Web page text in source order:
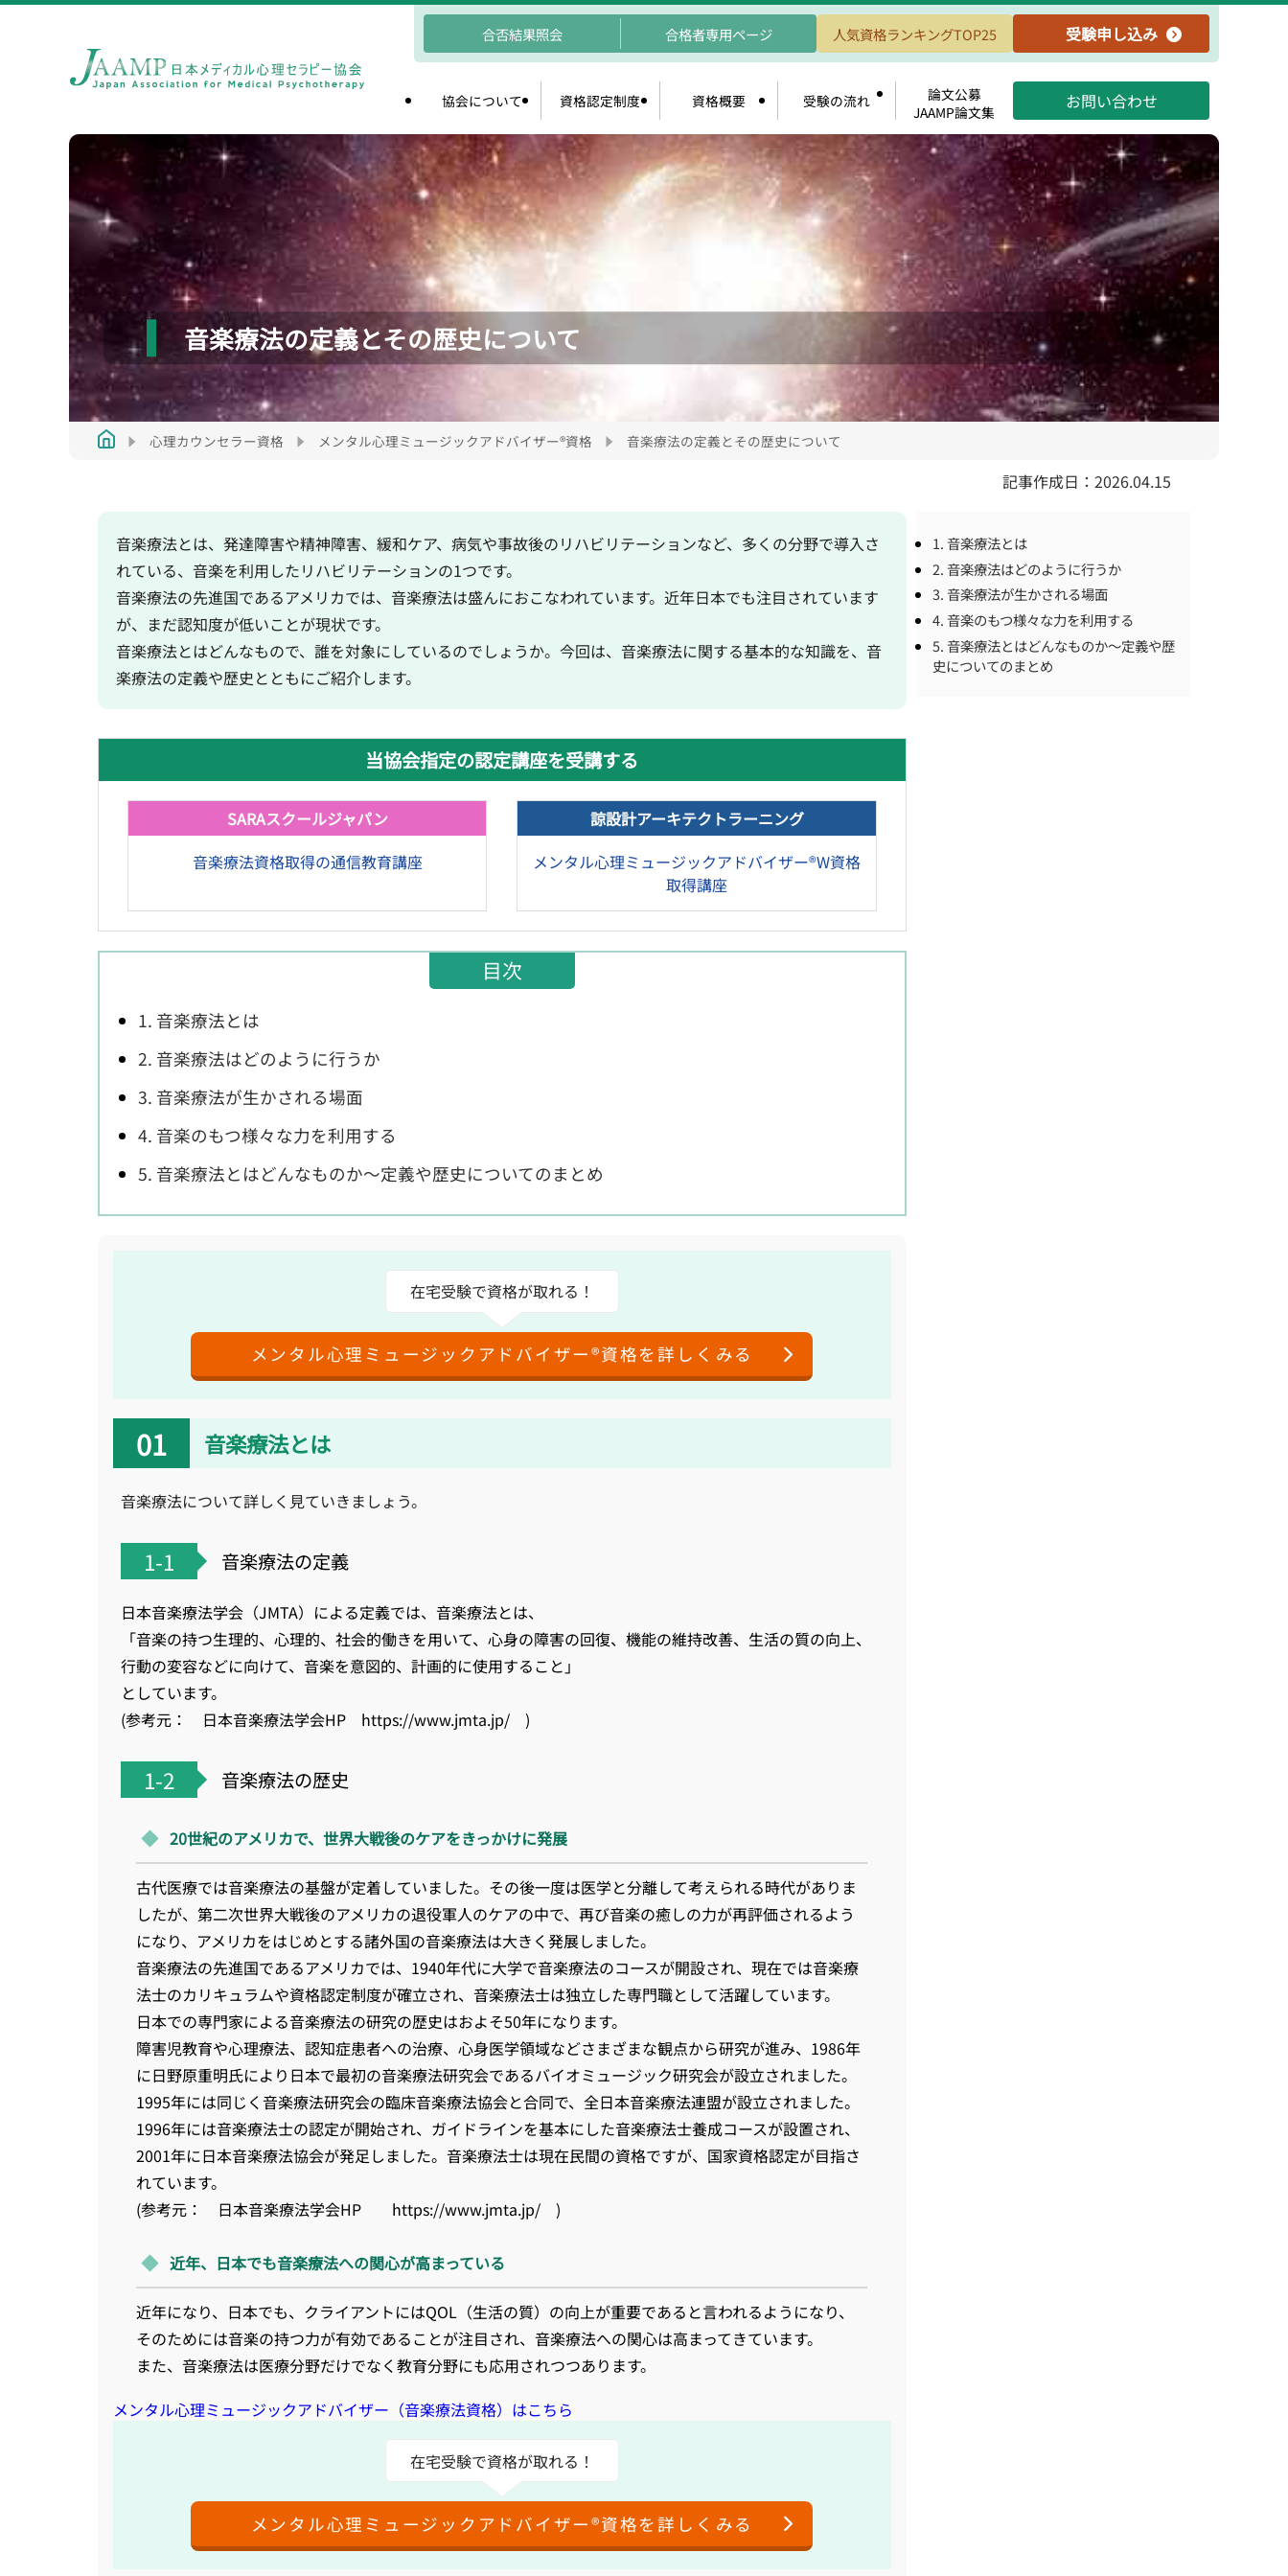
合否結果照会 合格者専用ページ 人気資格ランキングTOP25 受験申し込み
協会について 資格認定制度 資格概要 受験の流れ
論文公募
JAAMP論文集
お問い合わせ
音楽療法の定義とその歴史について
心理カウンセラー資格 メンタル心理ミュージックアドバイザー®資格 音楽療法の定義とその歴史について
記事作成日：2026.04.15
音楽療法とは、発達障害や精神障害、緩和ケア、病気や事故後のリハビリテーションなど、多くの分野で導入さ
れている、音楽を利用したリハビリテーションの1つです。
音楽療法の先進国であるアメリカでは、音楽療法は盛んにおこなわれています。近年日本でも注目されています
が、まだ認知度が低いことが現状です。
音楽療法とはどんなもので、誰を対象にしているのでしょうか。今回は、音楽療法に関する基本的な知識を、音
楽療法の定義や歴史とともにご紹介します。
当協会指定の認定講座を受講する
SARAスクールジャパン
音楽療法資格取得の通信教育講座
諒設計アーキテクトラーニング
メンタル心理ミュージックアドバイザー®W資格
取得講座
目次
1. 音楽療法とは
2. 音楽療法はどのように行うか
3. 音楽療法が生かされる場面
4. 音楽のもつ様々な力を利用する
5. 音楽療法とはどんなものか～定義や歴史についてのまとめ
在宅受験で資格が取れる！
メンタル心理ミュージックアドバイザー®資格を詳しくみる
音楽療法とは
音楽療法について詳しく見ていきましょう。
1-1 音楽療法の定義
日本音楽療法学会（JMTA）による定義では、音楽療法とは、
「音楽の持つ生理的、心理的、社会的働きを用いて、心身の障害の回復、機能の維持改善、生活の質の向上、
行動の変容などに向けて、音楽を意図的、計画的に使用すること」
としています。
(参考元： 日本音楽療法学会HP https://www.jmta.jp/ )
1-2 音楽療法の歴史
20世紀のアメリカで、世界大戦後のケアをきっかけに発展
古代医療では音楽療法の基盤が定着していました。その後一度は医学と分離して考えられる時代がありま
したが、第二次世界大戦後のアメリカの退役軍人のケアの中で、再び音楽の癒しの力が再評価されるよう
になり、アメリカをはじめとする諸外国の音楽療法は大きく発展しました。
音楽療法の先進国であるアメリカでは、1940年代に大学で音楽療法のコースが開設され、現在では音楽療
法士のカリキュラムや資格認定制度が確立され、音楽療法士は独立した専門職として活躍しています。
日本での専門家による音楽療法の研究の歴史はおよそ50年になります。
障害児教育や心理療法、認知症患者への治療、心身医学領域などさまざまな観点から研究が進み、1986年
に日野原重明氏により日本で最初の音楽療法研究会であるバイオミュージック研究会が設立されました。
1995年には同じく音楽療法研究会の臨床音楽療法協会と合同で、全日本音楽療法連盟が設立されました。
1996年には音楽療法士の認定が開始され、ガイドラインを基本にした音楽療法士養成コースが設置され、
2001年に日本音楽療法協会が発足しました。音楽療法士は現在民間の資格ですが、国家資格認定が目指さ
れています。
(参考元： 日本音楽療法学会HP https://www.jmta.jp/ )
近年、日本でも音楽療法への関心が高まっている
近年になり、日本でも、クライアントにはQOL（生活の質）の向上が重要であると言われるようになり、
そのためには音楽の持つ力が有効であることが注目され、音楽療法への関心は高まってきています。
また、音楽療法は医療分野だけでなく教育分野にも応用されつつあります。
メンタル心理ミュージックアドバイザー（音楽療法資格）はこちら
在宅受験で資格が取れる！
メンタル心理ミュージックアドバイザー®資格を詳しくみる
1. 音楽療法とは
2. 音楽療法はどのように行うか
3. 音楽療法が生かされる場面
4. 音楽のもつ様々な力を利用する
5. 音楽療法とはどんなものか～定義や歴
史についてのまとめ